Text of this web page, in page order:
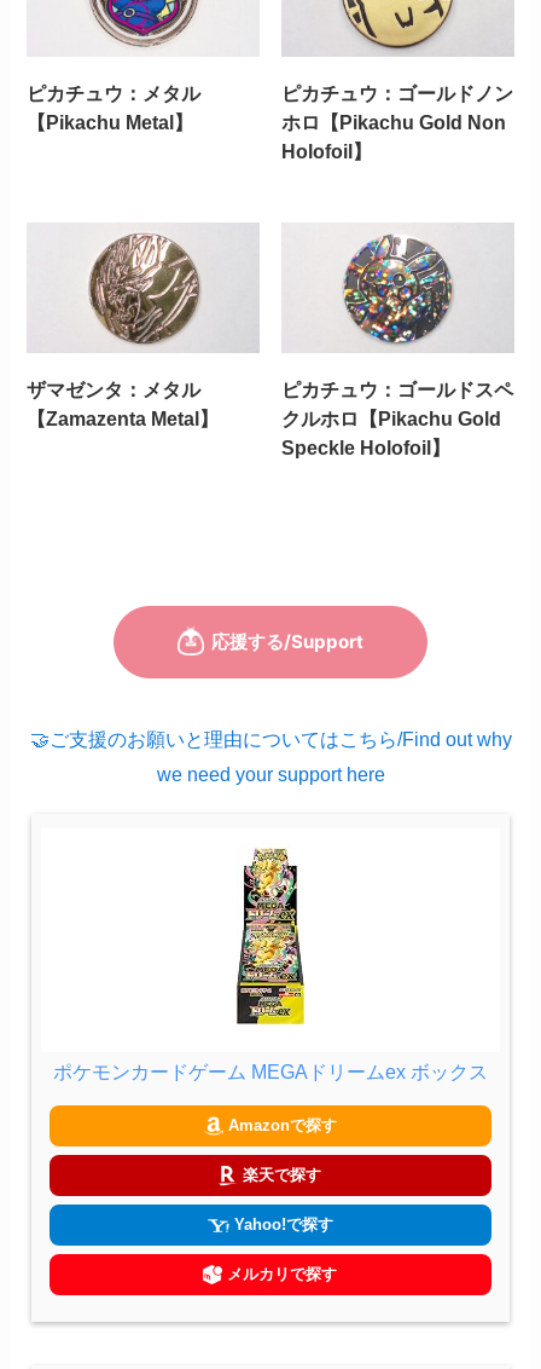
ピカチュウ：メタル
【Pikachu Metal】
ピカチュウ：ゴールドノン
ホロ【Pikachu Gold Non
Holofoil】
ザマゼンタ：メタル
【Zamazenta Metal】
ピカチュウ：ゴールドスペ
クルホロ【Pikachu Gold
Speckle Holofoil】
🤝ご支援のお願いと理由についてはこちら/Find out why
we need your support here
ポケモンカードゲーム MEGAドリームex ボックス
Amazonで探す
楽天で探す
Yahoo!で探す
メルカリで探す